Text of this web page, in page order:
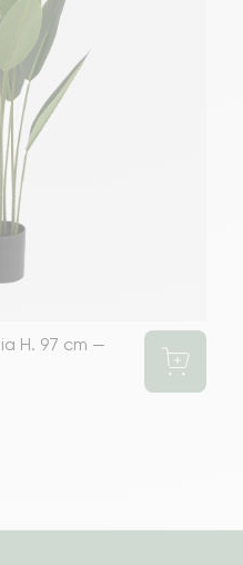
H. 97 cm —